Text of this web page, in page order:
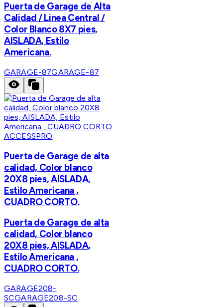
Puerta de Garage de Alta
Calidad / Linea Central /
Color Blanco 8X7 pies,
AISLADA, Estilo
Americana.
GARAGE-87GARAGE-87
ACCESSPRO
Puerta de Garage de alta
calidad, Color blanco
20X8 pies, AISLADA,
Estilo Americana ,
CUADRO CORTO.
Puerta de Garage de alta
calidad, Color blanco
20X8 pies, AISLADA,
Estilo Americana ,
CUADRO CORTO.
GARAGE208-
SCGARAGE208-SC